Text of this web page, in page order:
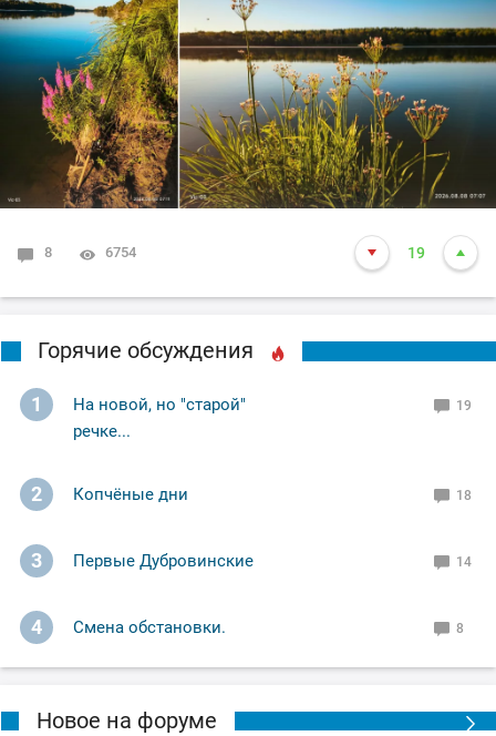
8 6754 19
Горячие обсуждения
1
На новой, но "старой"
речке...
19
2 Копчёные дни 18
3 Первые Дубровинские 14
4 Смена обстановки. 8
Новое на форуме